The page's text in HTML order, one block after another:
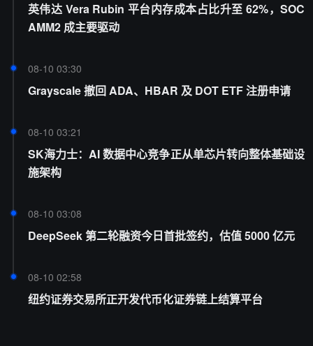
英伟达 Vera Rubin 平台内存成本占比升至 62%，SOC
AMM2 成主要驱动
08-10 03:30
Grayscale 撤回 ADA、HBAR 及 DOT ETF 注册申请
08-10 03:21
SK海力士：AI 数据中心竞争正从单芯片转向整体基础设
施架构
08-10 03:08
DeepSeek 第二轮融资今日首批签约，估值 5000 亿元
08-10 02:58
纽约证券交易所正开发代币化证券链上结算平台